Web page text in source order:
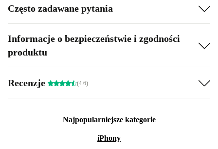
Często zadawane pytania
Informacje o bezpieczeństwie i zgodności
produktu
Recenzje (4.6)
Najpopularniejsze kategorie
iPhony